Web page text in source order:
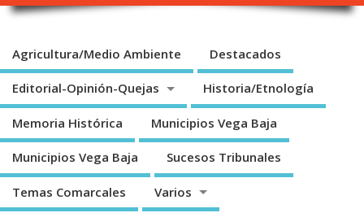
Agricultura/Medio Ambiente Destacados
Editorial-Opinión-Quejas Historia/Etnología
Memoria Histórica Municipios Vega Baja
Municipios Vega Baja Sucesos Tribunales
Temas Comarcales Varios